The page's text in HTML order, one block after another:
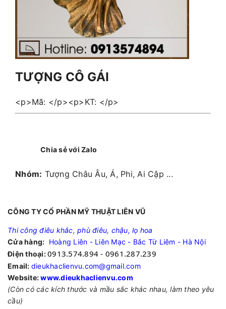
TƯỢNG CÔ GÁI
<p>Mã: </p><p>KT: </p>
Chia sẻ với Zalo
Nhóm: Tượng Châu Âu, Á, Phi, Ai Cập ...
CÔNG TY CỔ PHẦN MỸ THUẬT LIÊN VŨ
Thi công điêu khắc, phù điêu, chậu, lọ hoa
Cửa hàng: Hoàng Liên - Liên Mạc - Bắc Từ Liêm - Hà Nội
Điện thoại:0913.574.894 - 0961.287.239
Email: dieukhaclienvu.com@gmail.com
Website:www.dieukhaclienvu.com
(Còn có các kích thước và mầu sắc khác nhau, làm theo yêu
cầu)